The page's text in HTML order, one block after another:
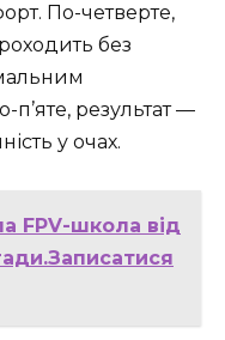
По-четверте,
без
п’яте, результат —
у очах.
FPV-школа від